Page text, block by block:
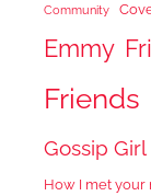
Community
Emmy
Friends
Gossip Girl
How I met your